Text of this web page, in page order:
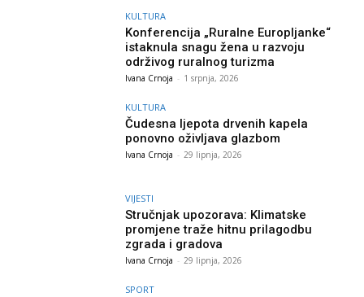
KULTURA
Konferencija „Ruralne Europljanke“
istaknula snagu žena u razvoju
održivog ruralnog turizma
Ivana Crnoja - 1 srpnja, 2026
KULTURA
Čudesna ljepota drvenih kapela
ponovno oživljava glazbom
Ivana Crnoja - 29 lipnja, 2026
VIJESTI
Stručnjak upozorava: Klimatske
promjene traže hitnu prilagodbu
zgrada i gradova
Ivana Crnoja - 29 lipnja, 2026
SPORT